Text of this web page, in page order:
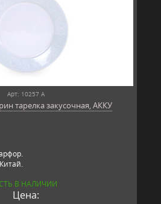
Арт: 10257 А
тарелка закусочная, АККУ
В НАЛИЧИИ
Цена: